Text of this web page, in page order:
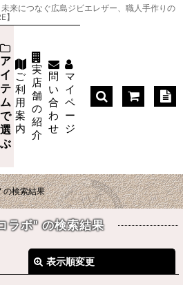
来につなぐ広島ジビエレザー、職人手作りの
ア
イ
テ
ム
で
選
ぶ
ご
利
用
案
内
実
店
舗
の
紹
介
問
い
合
わ
せ
マ
イ
ペ
ー
ジ
の検索結果
ラボ"の検索結果
表示順変更